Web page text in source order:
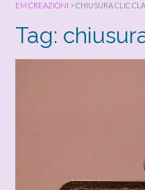
EM CREAZIONI >CHIUSURA CLIC
Tag: